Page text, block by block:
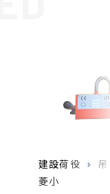
建設荷役
菱小